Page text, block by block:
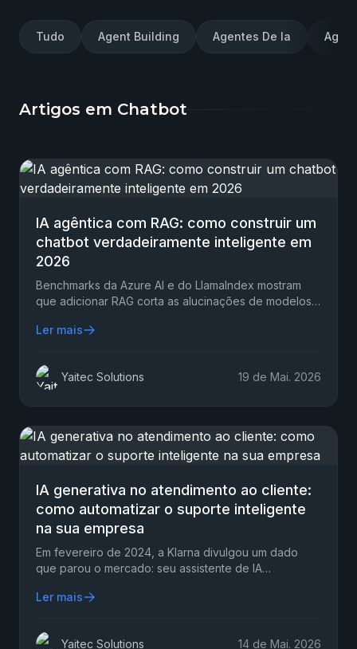
Tudo Agent Building Agentes De Ia
Artigos em Chatbot
IA agêntica com RAG: como construir um
chatbot verdadeiramente inteligente em
2026
Benchmarks da Azure AI e do LlamaIndex mostram
que adicionar RAG corta as alucinações de modelos
Ler mais
Yaitec Solutions 19 de Mai. 2026
IA generativa no atendimento ao cliente:
como automatizar o suporte inteligente
na sua empresa
Em fevereiro de 2024, a Klarna divulgou um dado
que parou o mercado: seu assistente de IA
apenas um mês…
Ler mais
Yaitec Solutions 14 de Mai. 2026